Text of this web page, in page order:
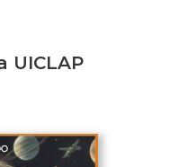
UICLAP